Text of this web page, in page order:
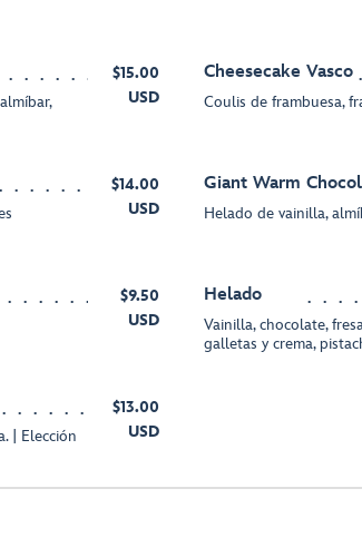
$15.00
USD
Cheesecake Vasco
Coulis de frambuesa,
$14.00
USD
Giant Warm
Helado de vainilla,
$9.50
USD
Helado
Vainilla, chocolate,
galletas y crema,
| Elección
$13.00
USD